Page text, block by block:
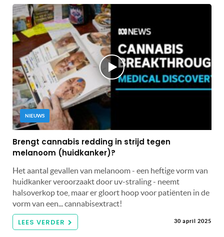
NIEUWS
Brengt cannabis redding in strijd tegen
melanoom (huidkanker)?
Het aantal gevallen van melanoom - een heftige vorm van
huidkanker veroorzaakt door uv-straling - neemt
halsoverkop toe, maar er gloort hoop voor patiënten in de
vorm van een... cannabisextract!
LEES VERDER 30 april 2025